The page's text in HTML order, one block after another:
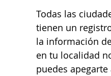
Todas las
tienen un
la información
en tu localidad
puedes